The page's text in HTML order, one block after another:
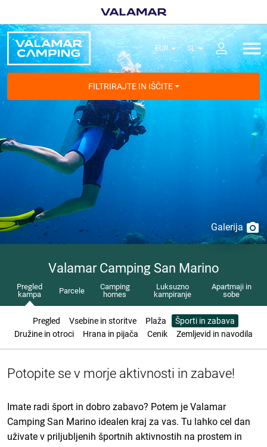
FILTRIRAJTE IN IŠČITE
Galerija
Valamar Camping San Marino
Pregled
kampa
Parcele
Camping
homes
Luksuzno
kampiranje
Apartmaji in
sobe
Pregled Vsebine in storitve Plaža
Športi in zabava
Družine in otroci
Hrana in pijača Cenik Zemljevid in navodila
Potopite se v morje aktivnosti in zabave!
Imate radi šport in dobro zabavo? Potem je Valamar
Camping San Marino idealen kraj za vas. Tu lahko cel dan
uživate v priljubljenih športnih aktivnostih na prostem in